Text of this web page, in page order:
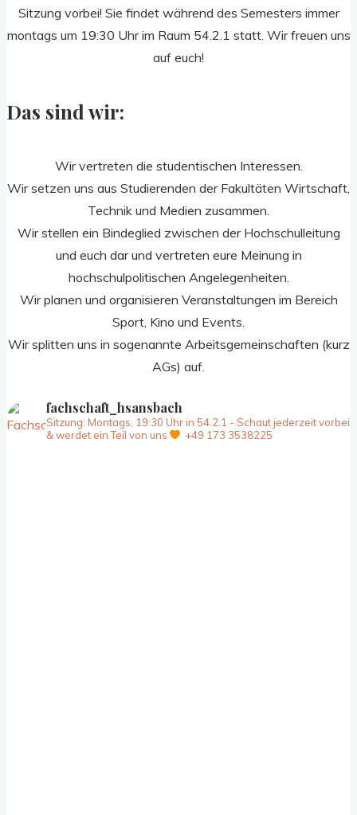
Sitzung vorbei! Sie findet während des Semesters immer
montags um 19:30 Uhr im Raum 54.2.1 statt. Wir freuen uns
auf euch!
Das sind wir:
Wir vertreten die studentischen Interessen.
Wir setzen uns aus Studierenden der Fakultäten Wirtschaft,
Technik und Medien zusammen.
Wir stellen ein Bindeglied zwischen der Hochschulleitung
und euch dar und vertreten eure Meinung in
hochschulpolitischen Angelegenheiten.
Wir planen und organisieren Veranstaltungen im Bereich
Sport, Kino und Events.
Wir splitten uns in sogenannte Arbeitsgemeinschaften (kurz
AGs) auf.
fachschaft_hsansbach
Sitzung: Montags, 19:30 Uhr in 54.2.1 - Schaut jederzeit vorbei
& werdet ein Teil von uns
+49 173 3538225